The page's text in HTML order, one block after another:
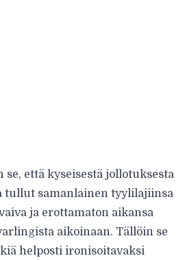
se, että kyseisestä jollotuksesta
tullut samanlainen tyylilajiinsa
ja erottamaton aikansa
aikoinaan. Tällöin se
helposti ironisoitavaksi